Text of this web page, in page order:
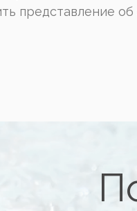
представление